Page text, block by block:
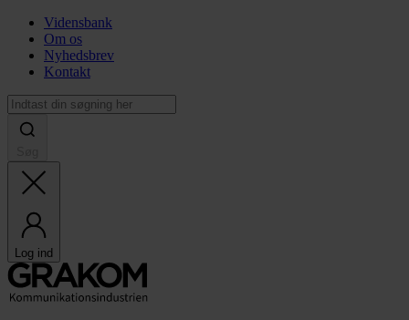
Vidensbank
Om os
Nyhedsbrev
Kontakt
Log ind